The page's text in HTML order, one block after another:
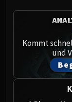
Kommt
und